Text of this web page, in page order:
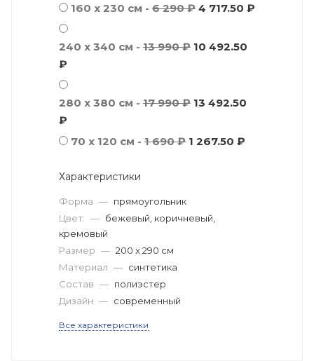
160 x 230 см - 6 290 ₽ 4 717.50 ₽
240 x 340 см - 13 990 ₽ 10 492.50
₽
280 x 380 см - 17 990 ₽ 13 492.50
₽
70 х 120 см - 1 690 ₽ 1 267.50 ₽
Характеристики
Форма — прямоугольник
Цвет: — бежевый, коричневый,
кремовый
Размер — 200 x 290 см
Материал — синтетика
Состав — полиэстер
Дизайн — современный
Все характеристики